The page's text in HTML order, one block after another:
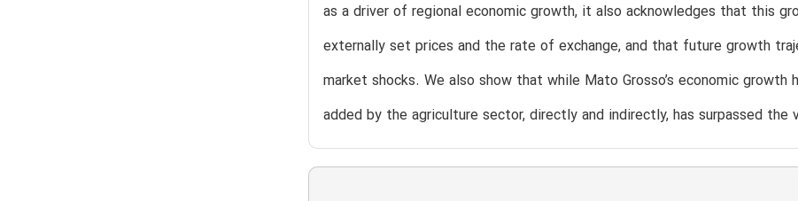
as a driver of regional economic growth, it also acknowledges that this
externally set prices and the rate of exchange, and that future growth
market shocks. We also show that while Mato Grosso’s economic
added by the agriculture sector, directly and indirectly, has surpassed